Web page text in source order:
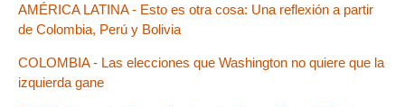
AMÉRICA LATINA - Esto es otra cosa: Una reflexión a partir
de Colombia, Perú y Bolivia
COLOMBIA - Las elecciones que Washington no quiere que la
izquierda gane